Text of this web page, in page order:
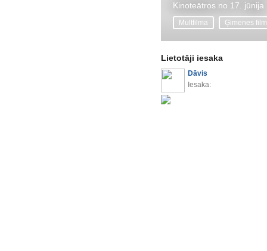
Kinoteātros no 17. jūnija
Multfilma Ģimenes
Lietotāji iesaka
Dāvis
Iesaka: